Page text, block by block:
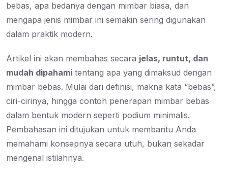
bebas, apa bedanya dengan mimbar biasa, dan
mengapa jenis mimbar ini semakin sering digunakan
dalam praktik modern.
Artikel ini akan membahas secara jelas, runtut, dan
mudah dipahami tentang apa yang dimaksud dengan
mimbar bebas. Mulai dari definisi, makna kata “bebas”,
ciri-cirinya, hingga contoh penerapan mimbar bebas
dalam bentuk modern seperti podium minimalis.
Pembahasan ini ditujukan untuk membantu Anda
memahami konsepnya secara utuh, bukan sekadar
mengenal istilahnya.